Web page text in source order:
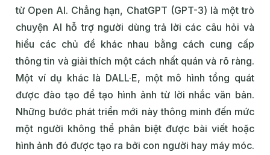
từ Open AI. Chẳng hạn, ChatGPT (GPT-3) là một trò
chuyện AI hỗ trợ người dùng trả lời các câu hỏi và
hiểu các chủ đề khác nhau bằng cách cung cấp
thông tin và giải thích một cách nhất quán và rõ ràng.
Một ví dụ khác là DALL·E, một mô hình tổng quát
được đào tạo để tạo hình ảnh từ lời nhắc văn bản.
Những bước phát triển mới này thông minh đến mức
một người không thể phân biệt được bài viết hoặc
hình ảnh đó được tạo ra bởi con người hay máy móc.